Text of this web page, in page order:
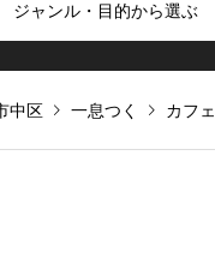
ジャンル・目的から選ぶ
中区 一息つく カフ